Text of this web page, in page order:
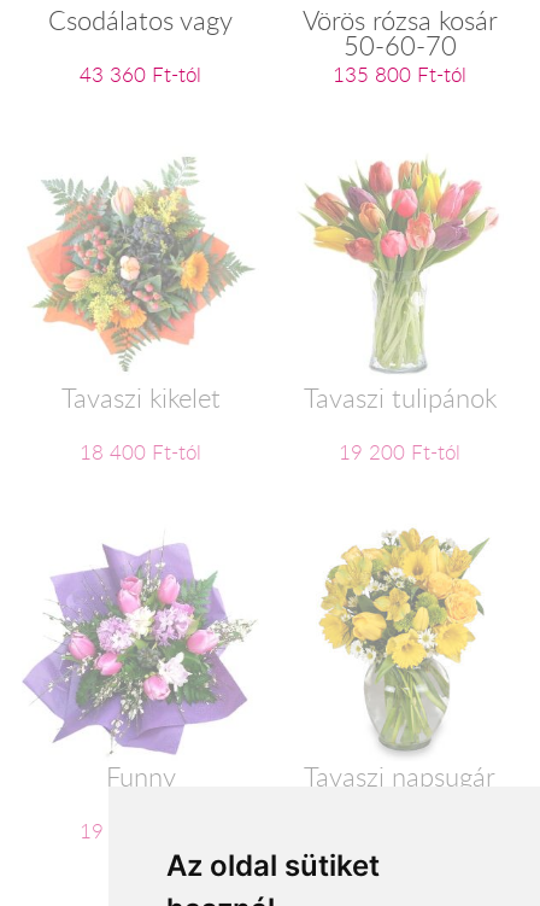
Az oldal sütiket
Csodálatos vagy
43 360 Ft-tól
Vörös rózsa kosár
50-60-70
135 800 Ft-tól
Tavaszi kikelet
18 400 Ft-tól
Tavaszi tulipánok
19 200 Ft-tól
Funny
19 800 Ft-tól
Tavaszi napsugár